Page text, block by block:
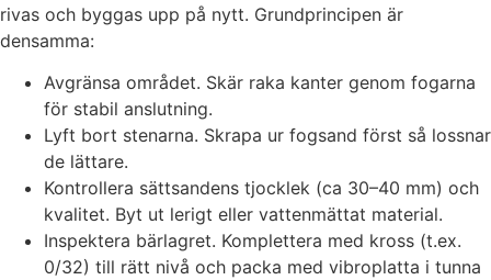
rivas och byggas upp på nytt. Grundprincipen är
densamma:
Avgränsa området. Skär raka kanter genom fogarna
för stabil anslutning.
Lyft bort stenarna. Skrapa ur fogsand först så lossnar
de lättare.
Kontrollera sättsandens tjocklek (ca 30–40 mm) och
kvalitet. Byt ut lerigt eller vattenmättat material.
Inspektera bärlagret. Komplettera med kross (t.ex.
0/32) till rätt nivå och packa med vibroplatta i tunna